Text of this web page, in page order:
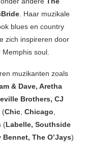
. Haar muzikale
blues en country
zich inspireren door
soul.
muzikanten zoals
& Dave, Aretha
Brothers, CJ
(Chic, Chicago,
(Labelle, Southside
Bennet, The O’Jays)